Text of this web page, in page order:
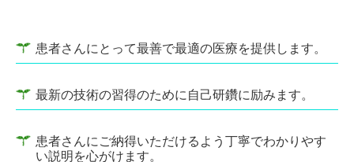
患者さんにとって最善で最適の医療を提供します。
最新の技術の習得のために自己研鑽に励みます。
患者さんにご納得いただけるよう丁寧でわかりやす
い説明を心がけます。